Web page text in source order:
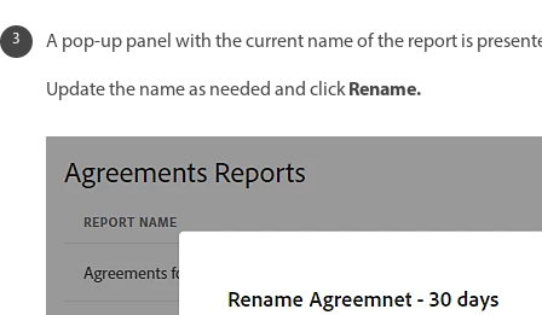
A pop-up panel with the current name of the report is
Update the name as needed and clickRename.